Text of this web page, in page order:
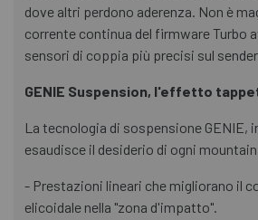
dove altri perdono aderenza. Non è
corrente continua del firmware Turbo
sensori di coppia più precisi sul
GENIE Suspension, l'effetto
La tecnologia di sospensione GENIE,
esaudisce il desiderio di ogni
- Prestazioni lineari che migliorano il
elicoidale nella "zona d'impatto".